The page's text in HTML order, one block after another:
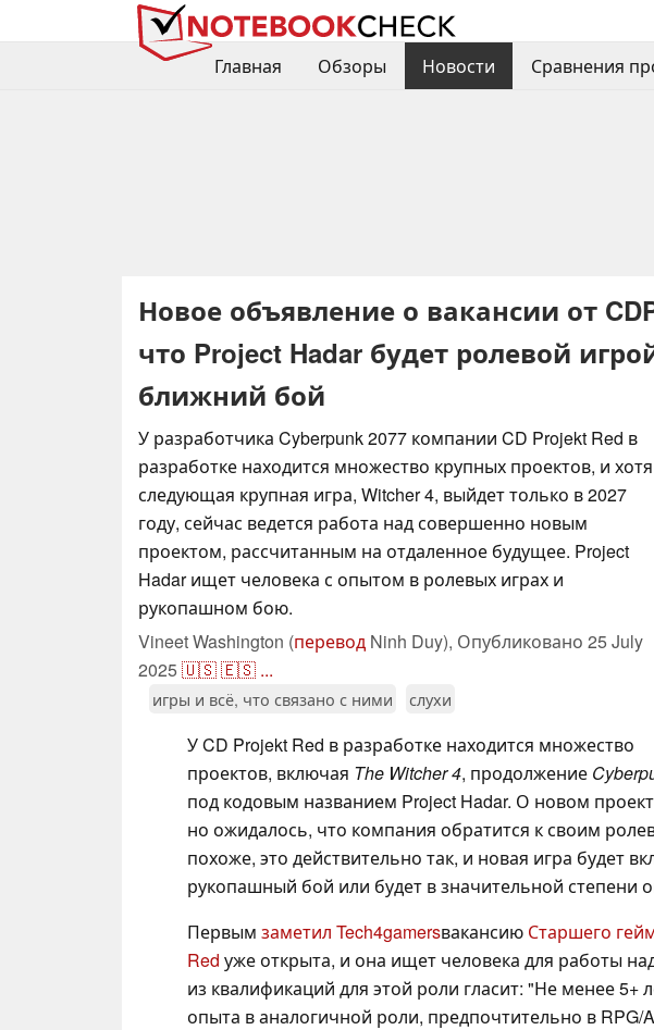
Главная
Обзоры Новости Сравнения
Новое объявление о вакансии от
что Project Hadar будет ролевой
ближний бой
У разработчика Cyberpunk 2077 компании CD Projekt Red в
разработке находится множество крупных проектов, и хотя
следующая крупная игра, Witcher 4, выйдет только в 2027
году, сейчас ведется работа над совершенно новым
проектом, рассчитанным на отдаленное будущее. Project
Hadar ищет человека с опытом в ролевых играх и
рукопашном бою.
Vineet Washington (перевод Ninh Duy), Опубликовано 25 July
2025🇺🇸🇪🇸 ...
игры и всё, что связано с ними слухи
У CD Projekt Red в разработке находится множество
проектов, включая The Witcher 4, продолжение
под кодовым названием Project Hadar. О новом
но ожидалось, что компания обратится к своим
похоже, это действительно так, и новая игра будет
рукопашный бой или будет в значительной степени
Первым заметил Tech4gamersвакансию Старшего
Red уже открыта, и она ищет человека для работы
из квалификаций для этой роли гласит: "Не менее 5+
опыта в аналогичной роли, предпочтительно в RPG/